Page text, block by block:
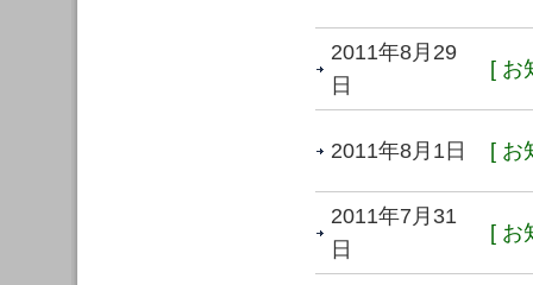
2011年8月29
日
[ お
2011年8月1日 [ お
2011年7月31
日
[ お